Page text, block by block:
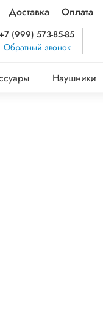
Доставка Оплата
+7 (999) 573-85-85
Обратный звонок
Наушники